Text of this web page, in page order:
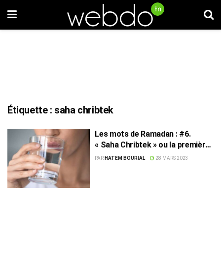
Étiquette : saha chribtek
Les mots de Ramadan : #6.
« Saha Chribtek » ou la première
gorgée d’eau des jeûneurs
PAR HATEM BOURIAL 28 MARS 2023